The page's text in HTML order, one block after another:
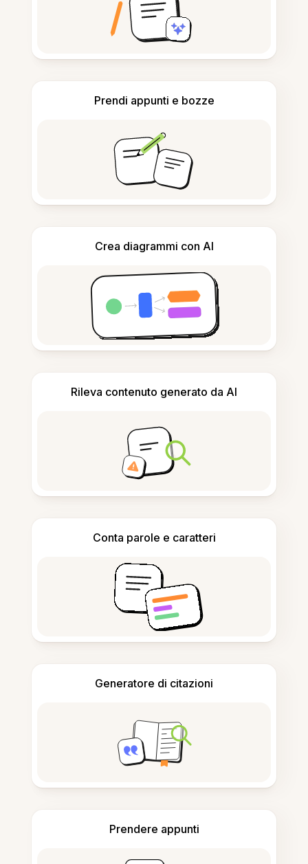
Prendi appunti e bozze
Crea diagrammi con AI
Rileva contenuto generato da AI
Conta parole e caratteri
Generatore di citazioni
Prendere appunti